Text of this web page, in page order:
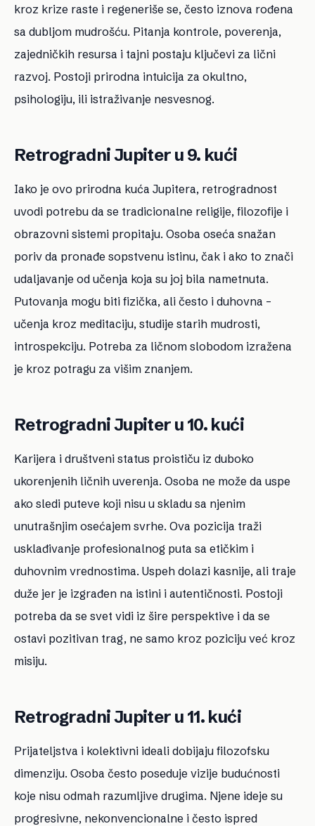
kroz krize raste i regeneriše se, često iznova rođena
sa dubljom mudrošću. Pitanja kontrole, poverenja,
zajedničkih resursa i tajni postaju ključevi za lični
razvoj. Postoji prirodna intuicija za okultno,
psihologiju, ili istraživanje nesvesnog.
Retrogradni Jupiter u 9. kući
Iako je ovo prirodna kuća Jupitera, retrogradnost
uvodi potrebu da se tradicionalne religije, filozofije i
obrazovni sistemi propitaju. Osoba oseća snažan
poriv da pronađe sopstvenu istinu, čak i ako to znači
udaljavanje od učenja koja su joj bila nametnuta.
Putovanja mogu biti fizička, ali često i duhovna –
učenja kroz meditaciju, studije starih mudrosti,
introspekciju. Potreba za ličnom slobodom izražena
je kroz potragu za višim znanjem.
Retrogradni Jupiter u 10. kući
Karijera i društveni status proističu iz duboko
ukorenjenih ličnih uverenja. Osoba ne može da uspe
ako sledi puteve koji nisu u skladu sa njenim
unutrašnjim osećajem svrhe. Ova pozicija traži
usklađivanje profesionalnog puta sa etičkim i
duhovnim vrednostima. Uspeh dolazi kasnije, ali traje
duže jer je izgrađen na istini i autentičnosti. Postoji
potreba da se svet vidi iz šire perspektive i da se
ostavi pozitivan trag, ne samo kroz poziciju već kroz
misiju.
Retrogradni Jupiter u 11. kući
Prijateljstva i kolektivni ideali dobijaju filozofsku
dimenziju. Osoba često poseduje vizije budućnosti
koje nisu odmah razumljive drugima. Njene ideje su
progresivne, nekonvencionalne i često ispred